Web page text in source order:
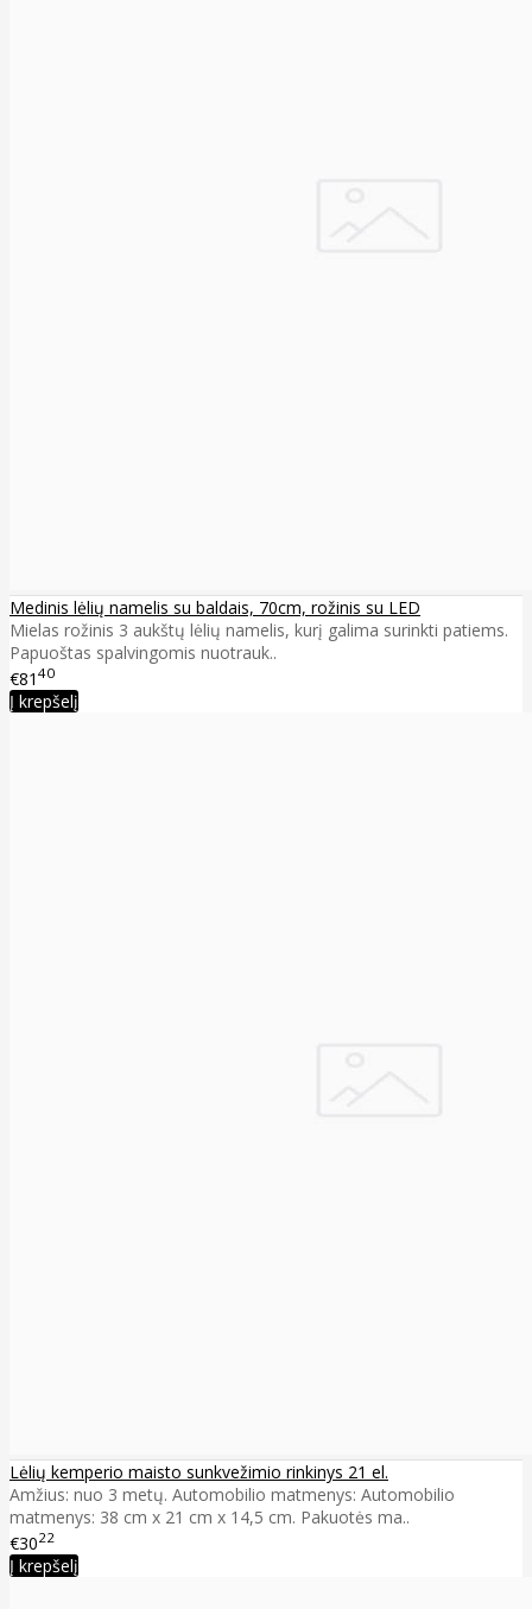
Medinis lėlių namelis su baldais, 70cm, rožinis su LED
Mielas rožinis 3 aukštų lėlių namelis, kurį galima surinkti patiems.
Papuoštas spalvingomis nuotrauk..
€81 40
Į krepšelį
Lėlių kemperio maisto sunkvežimio rinkinys 21 el.
Amžius: nuo 3 metų. Automobilio matmenys: Automobilio
matmenys: 38 cm x 21 cm x 14,5 cm. Pakuotės ma..
€3022
Į krepšelį